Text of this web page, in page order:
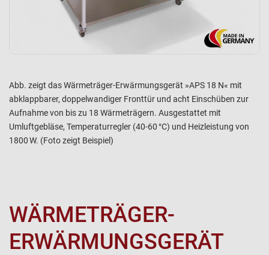
Abb. zeigt das Wärmeträger-Erwärmungsgerät »APS 18 N« mit
abklappbarer, doppelwandiger Fronttür und acht Einschüben zur
Aufnahme von bis zu 18 Wärmeträgern. Ausgestattet mit
Umluftgebläse, Temperaturregler (40-60 °C) und Heizleistung von
1800 W. (Foto zeigt Beispiel)
WÄRMETRÄGER-
ERWÄRMUNGSGERÄT